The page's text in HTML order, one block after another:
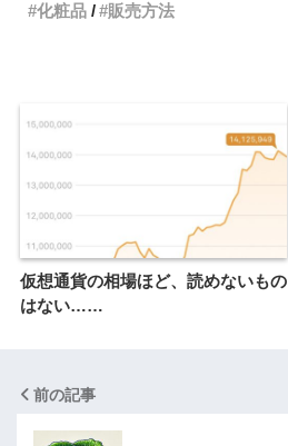
化粧品
販売方法
仮想通貨の相場ほど、読めないもの
はない……
前の記事